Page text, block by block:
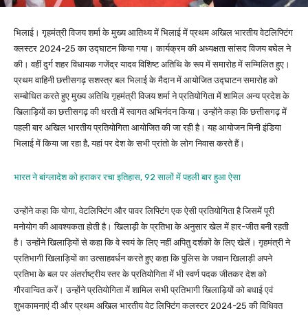
भिलाई। गृहमंत्री विजय शर्मा के मुख्य आतिथ्य में भिलाई में प्रथम अखिल भारतीय वेटलिफ्टिंग
क्लस्टर 2024-25 का उद्घाटन किया गया। कार्यक्रम की अध्यक्षता सांसद विजय बघेल ने
की। वहीं दुर्ग शहर विधायक गजेंद्र यादव विशिष्ट अतिथि के रूप में समारोह में सम्मिलित हुए।
प्रथम वाहिनी छत्तीसगढ़ सशस्त्र बल भिलाई के मैदान में आयोजित उद्घाटन समारोह को
सम्बोधित करते हुए मुख्य अतिथि गृहमंत्री विजय शर्मा ने प्रतियोगिता में शामिल अन्य प्रदेश के
खिलाड़ियों का छत्तीसगढ़ की धरती में स्वागत अभिनंदन किया। उन्होंने कहा कि छत्तीसगढ़ में
पहली बार अखिल भारतीय प्रतियोगिता आयोजित की जा रही है। यह आयोजन मिनी इंडिया
भिलाई में किया जा रहा है, यहां पर देश के सभी प्रांतो के लोग निवास करते हैं।
भारत ने बांग्लादेश को हराकर रचा इतिहास, 92 सालों में पहली बार हुआ ऐसा
उन्होंने कहा कि योगा, वेटलिफ्टिंग और पावर लिफ्टिंग एक ऐसी प्रतियोगिता है जिसमें पूरी
मनोयोग की आवश्यकता होती है। खिलाड़ी के प्रतिभा के अनुसार खेल में हार-जीत बनी रहती
है। उन्होंने खिलाड़ियों से कहा कि वे स्वयं के लिए नहीं अपितु दर्शकों के लिए खेलें। गृहमंत्री ने
प्रतिभागी खिलाड़ियों का उत्साहवर्धन करते हुए कहा कि पुलिस के जवान खिलाड़ी अपने
प्रतिभा के बल पर अंतर्राष्ट्रीय स्तर के प्रतियोगिता में भी स्वर्ण पदक जीतकर देश को
गौरवान्वित करें। उन्होंने प्रतियोगिता में शामिल सभी प्रतिभागी खिलाड़ियों को बधाई एवं
शुभकामनाएं दी और प्रथम अखिल भारतीय वेट लिफ्टिंग कलस्टर 2024-25 की विधिवत